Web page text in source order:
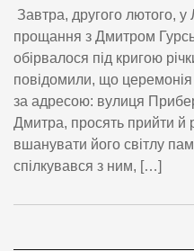
Завтра, другого лютого, у
прощання з Дмитром
обірвалося під кригою
повідомили, що церемонія
за адресою: вулиця
Дмитра, просять прийти й
вшанувати його світлу
спілкувався з ним, […]